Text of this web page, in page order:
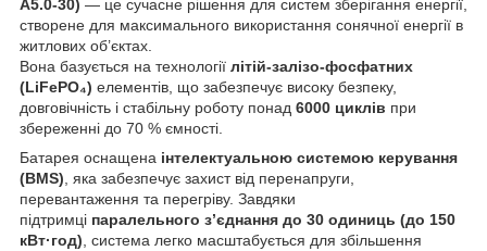
A5.0-30) — це сучасне рішення для систем зберігання енергії,
створене для максимального використання сонячної енергії в
житлових об’єктах.
Вона базується на технології літій-залізо-фосфатних
(LiFePO₄) елементів, що забезпечує високу безпеку,
довговічність і стабільну роботу понад 6000 циклів при
збереженні до 70 % ємності.
Батарея оснащена інтелектуальною системою керування
(BMS), яка забезпечує захист від перенапруги,
перевантаження та перегріву. Завдяки
підтримці паралельного з’єднання до 30 одиниць (до 150
кВт·год), система легко масштабується для збільшення